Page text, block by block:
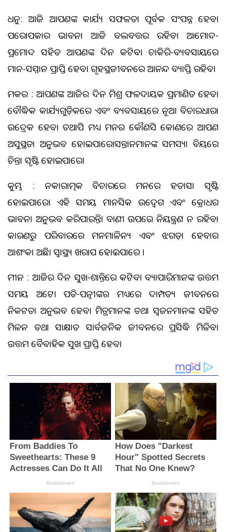
ଧନୁ: ଆଜି ଆପଣଙ୍କ କାର୍ଯ୍ୟ ସଫଳତା ପୂର୍ବକ ସଂପନ୍ନ ହେବ।
ପରୋପକାର ଭାବନା ଆଜି ବଲବତ୍ତର ରହିବ। ଆମୋଦ-
ପ୍ରମୋଦ ସହିତ ଆପଣଙ୍କ ଦିନ କଟିବ। ଚାକିରି-ବ୍ୟବସାୟରେ
ମାନ-ସମ୍ମାନ ପ୍ରାପ୍ତି ହେବ। ଗୃହସ୍ଥଜୀବନରେ ଆନନ୍ଦ ବ୍ୟାପ୍ତି ରହିବ।
ମକର : ଆପଣଙ୍କ ଆଜିର ଦିନ ମିଶ୍ର ଫଳଦାୟକ ପ୍ରମାଣିତ ହେବ।
ବୌଦ୍ଧିକ କାର୍ଯ୍ୟଗୁଡ଼ିକରେ ଏବଂ ବ୍ୟବସାୟରେ ନୂଆ ବିଚାରଧାରା
ଉଦ୍ରେକ ହେବ। ତଥାପି ମଧ୍ୟ ମନର କୌଣସି କୋଣରେ ଆପଣ
ଅସୁସ୍ଥତା ଅନୁଭବ ହୋଇପାରେ।ସନ୍ତାନମାନଙ୍କ ସମସ୍ୟା ବିଷୟରେ
ଚିନ୍ତା ସୃଷ୍ଟି ହୋଇପାରେ।
କୁମ୍ଭ : ନକାରାତ୍ମକ ବିଚାରରେ ମନରେ ହତାସା ସୃଷ୍ଟି
ହୋଇପାରେ। ଏହି ସମୟ ମାନସିକ ଉଦ୍ଵେଗ ଏବଂ କ୍ରୋଧର
ଭାବନା ଅନୁଭବ କରିପାରନ୍ତି। ବାଣୀ ଉପରେ ନିୟନ୍ତ୍ରଣ ନ ରହିବା
କାରଣରୁ ପରିବାରରେ ମନମାଳିନ୍ୟ ଏବଂ ଝଗଡ଼ା ହେବାର
ଆଶଂକା ଅଛି। ସ୍ଵାସ୍ଥ୍ୟ ଖରାପ ହୋଇପାରେ ।
ମୀନ : ଆଜିର ଦିନ ସୁଖ-ଶାନ୍ତିରେ କଟିବ। ବ୍ୟାପାରିମାନଙ୍କ ଉତ୍ତମ
ସମୟ ଅଟେ। ପତି-ପତ୍ନୀଙ୍କର ମଧ୍ୟରେ ଦାମ୍ପତ୍ୟ ଜୀବନରେ
ନିକଟତା ଅନୁଭବ ହେବ। ମିତ୍ରମାନଙ୍କ ତଥା ସ୍ଵଜନମାନଙ୍କ ସହିତ
ମିଳନ ତଥା ସାକ୍ଷାତ ସାର୍ବଜନିକ ଜୀବନରେ ପ୍ରସିଦ୍ଧି ମିଳିବ।
ଉତ୍ତମ ବୈବାହିକ ସୁଖ ପ୍ରାପ୍ତି ହେବ।